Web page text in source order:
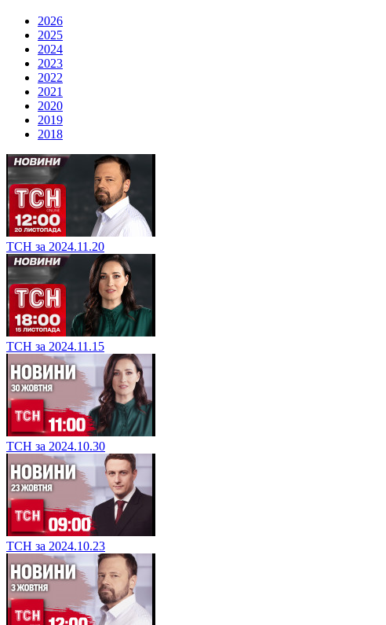
2026
2025
2024
2023
2022
2021
2020
2019
2018
ТСН за 2024.11.20
ТСН за 2024.11.15
ТСН за 2024.10.30
ТСН за 2024.10.23